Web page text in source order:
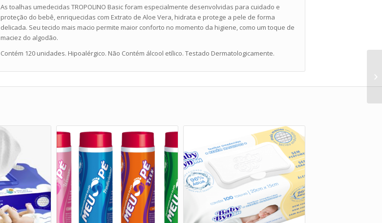
As toalhas umedecidas TROPOLINO Basic foram especialmente desenvolvidas para cuidado e
proteção do bebê, enriquecidas com Extrato de Aloe Vera, hidrata e protege a pele de forma
delicada. Seu tecido mais macio permite maior conforto no momento da higiene, como um toque de
maciez do algodão.
Contém 120 unidades. Hipoalérgico. Não Contém álcool etílico. Testado Dermatologicamente.